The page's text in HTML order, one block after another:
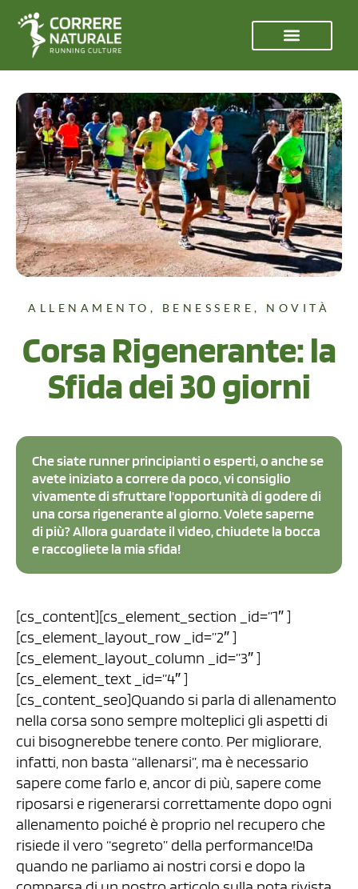
ALLENAMENTO , BENESSERE , NOVITÀ
Corsa Rigenerante: la
Sfida dei 30 giorni
Che siate runner principianti o esperti, o anche se
avete iniziato a correre da poco, vi consiglio
vivamente di sfruttare l'opportunità di godere di
una corsa rigenerante al giorno. Volete saperne
di più? Allora guardate il video, chiudete la bocca
e raccogliete la mia sfida!
[cs_content][cs_element_section _id=”1″ ]
[cs_element_layout_row _id=”2″ ]
[cs_element_layout_column _id=”3″ ]
[cs_element_text _id=”4″ ]
[cs_content_seo]Quando si parla di allenamento
nella corsa sono sempre molteplici gli aspetti di
cui bisognerebbe tenere conto. Per migliorare,
infatti, non basta “allenarsi”, ma è necessario
sapere come farlo e, ancor di più, sapere come
riposarsi e rigenerarsi correttamente dopo ogni
allenamento poiché è proprio nel recupero che
risiede il vero “segreto” della performance!Da
quando ne parliamo ai nostri corsi e dopo la